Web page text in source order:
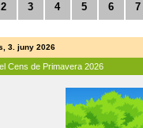
2 3 4 5 6 7
3. juny 2026
Cens de Primavera 2026